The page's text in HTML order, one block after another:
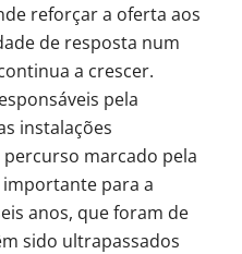
reforçar a oferta aos
de resposta num
a crescer.
pela
instalações
marcado pela
importante para a
anos, que foram de
sido ultrapassados